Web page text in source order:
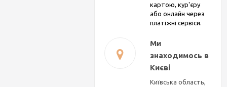
картою, кур'єру
або онлайн через
платіжні сервіси.
Ми
знаходимось в
Києві
Київська область,